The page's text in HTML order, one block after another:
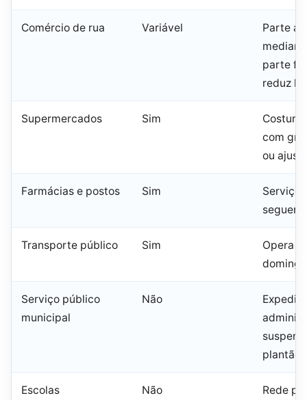
Comércio de rua Variável
Parte
parte
reduz
Supermercados Sim
com
ou
Farmácias e postos Sim
seguem
Transporte público Sim
Opera
Serviço público
municipal
Não
plantão
Escolas Não
Rede